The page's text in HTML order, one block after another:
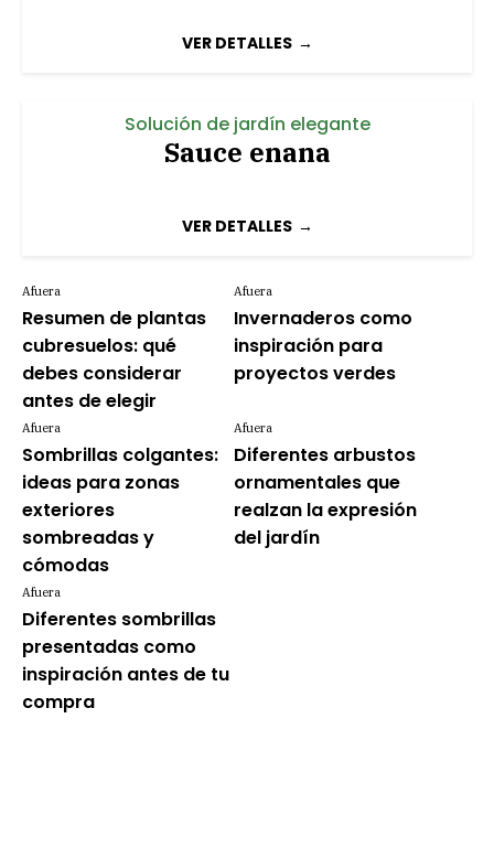
VER DETALLES
Solución de jardín elegante
Sauce enana
VER DETALLES
Resumen de plantas
cubresuelos: qué
debes considerar
antes de elegir
Afuera
Invernaderos como
inspiración para
proyectos verdes
Afuera
Sombrillas colgantes:
ideas para zonas
exteriores
sombreadas y
cómodas
Afuera
Diferentes arbustos
ornamentales que
realzan la expresión
del jardín
Afuera
Diferentes sombrillas
presentadas como
inspiración antes de tu
compra
Afuera